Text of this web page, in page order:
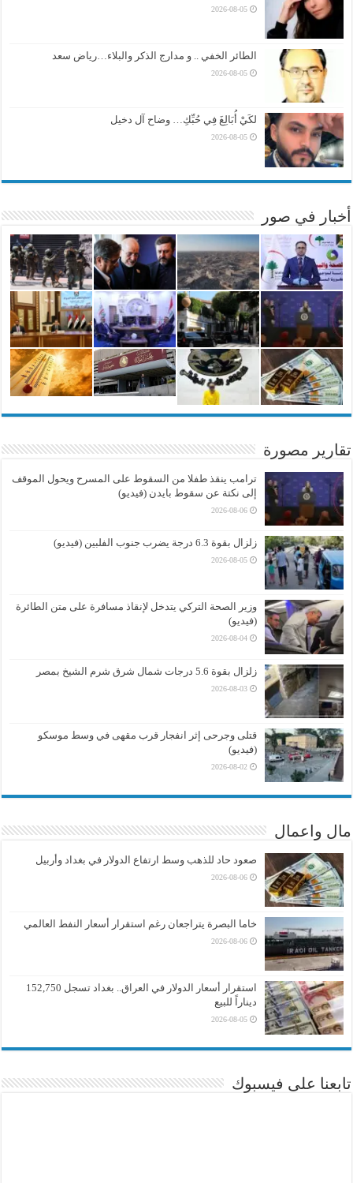
2026-08-05
الطائر الخفي .. و مدارج الذكر والبلاء…رياض سعد
2026-08-05
لكَيْ أُبَالِغَ فِي حُبِّكِ… وضاح آل دخيل
2026-08-05
أخبار في صور
تقارير مصورة
ترامب ينقذ طفلا من السقوط على المسرح ويحول الموقف
إلى نكتة عن سقوط بايدن (فيديو)
2026-08-06
زلزال بقوة 6.3 درجة يضرب جنوب الفلبين (فيديو)
2026-08-05
وزير الصحة التركي يتدخل لإنقاذ مسافرة على متن الطائرة
(فيديو)
2026-08-04
زلزال بقوة 5.6 درجات شمال شرق شرم الشيخ بمصر
2026-08-03
قتلى وجرحى إثر انفجار قرب مقهى في وسط موسكو
(فيديو)
2026-08-02
مال واعمال
صعود حاد للذهب وسط ارتفاع الدولار في بغداد وأربيل
2026-08-06
خاما البصرة يتراجعان رغم استقرار أسعار النفط العالمي
2026-08-06
استقرار أسعار الدولار في العراق.. بغداد تسجل 152,750
ديناراً للبيع
2026-08-05
تابعنا على فيسبوك